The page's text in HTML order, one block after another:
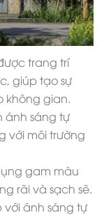
trang trí
giúp tạo sự
không gian.
ánh sáng tự
với môi trường
gam màu
rãi và sạch sẽ.
ánh sáng tự